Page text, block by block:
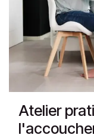
Atelier